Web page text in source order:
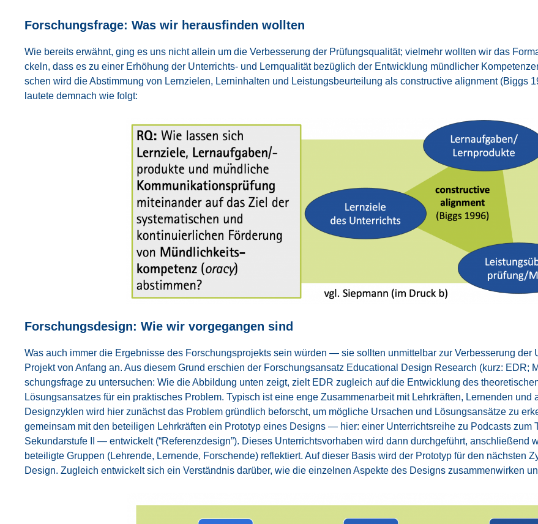
For­schungs­fra­ge: Was wir her­aus­fin­den woll­ten
Wie bereits erwähnt, ging es uns nicht allein um die Ver­bes­se­rung der Prü­fungs­qua­li­tät; viel­mehr woll­ten wir das
ckeln, dass es zu einer Erhö­hung der Unter­richts- und Lern­qua­li­tät bezüg­lich der Ent­wick­lung münd­li­cher
schen wird die Abstim­mung von Lern­zie­len, Lern­in­hal­ten und Leis­tungs­be­ur­tei­lung als con­s­truc­ti­ve ali­gnment (Biggs
lau­te­te dem­nach wie folgt:
For­schungs­de­sign: Wie wir vor­ge­gan­gen sind
Was auch immer die Ergeb­nis­se des For­schungs­pro­jekts sein wür­den — sie soll­ten unmit­tel­bar zur Ver­bes­se­rung
Pro­jekt von Anfang an. Aus die­sem Grund erschien der For­schungs­an­satz Edu­ca­tio­nal Design Rese­arch (kurz:
schungs­fra­ge zu unter­su­chen: Wie die Abbil­dung unten zeigt, zielt EDR zugleich auf die Ent­wick­lung des
Lösungs­an­sat­zes für ein prak­ti­sches Pro­blem. Typisch ist eine enge Zusam­men­ar­beit mit Lehr­kräf­ten, Ler­nen­den
Design­zy­klen wird hier zunächst das Pro­blem gründ­lich beforscht, um mög­li­che Ursa­chen und Lösungs­an­sät­ze zu
gemein­sam mit den betei­li­gen Lehr­kräf­ten ein Pro­to­typ eines Designs — hier: einer Unter­richts­rei­he zu Pod­casts zum
Sekun­dar­stu­fe II — ent­wi­ckelt (“Refe­renz­de­sign”). Die­ses Unter­richts­vor­ha­ben wird dann durch­ge­führt, anschlie­ßend
betei­lig­te Grup­pen (Leh­ren­de, Ler­nen­de, For­schen­de) reflek­tiert. Auf die­ser Basis wird der Pro­to­typ für den nächs­ten
Design. Zugleich ent­wi­ckelt sich ein Ver­ständ­nis dar­über, wie die ein­zel­nen Aspek­te des Designs zusam­men­wir­ken